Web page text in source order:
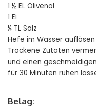
1 ½ EL Olivenöl
1 Ei
¼ TL Salz
Hefe im Wasser auflösen
Trockene Zutaten
und einen
für 30 Minuten ruhen
Belag: